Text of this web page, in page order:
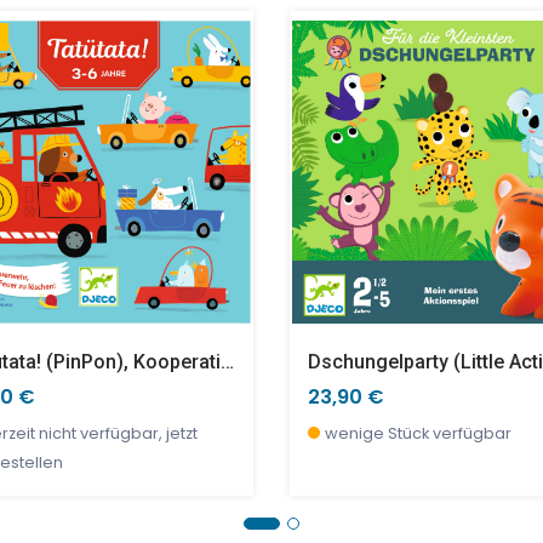
Max Grill
€
nicht verfügbar, jetzt
8,90 €
sofort verfügbar
Set
€
Stück verfügbar
9,90 €
wenige Stück verfügbar
Tatütata! (PinPon), Kooperationsspiel
€
nicht verfügbar, jetzt
Dschungelparty (little
23,90 €
wenige Stück verfügbar